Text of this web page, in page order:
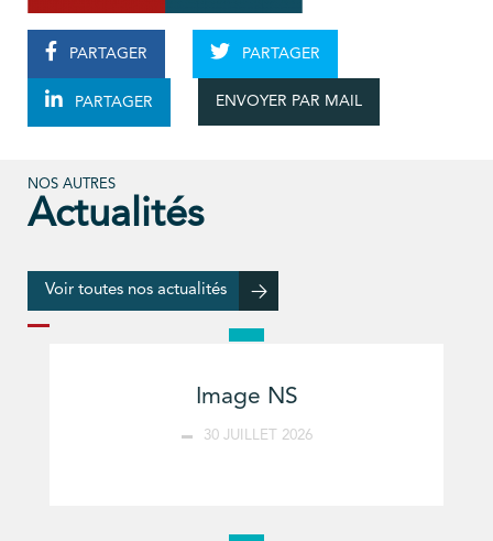
PARTAGER PARTAGER
PARTAGER ENVOYER PAR MAIL
NOS AUTRES
Actualités
Voir toutes nos actualités
Image NS
30 JUILLET 2026